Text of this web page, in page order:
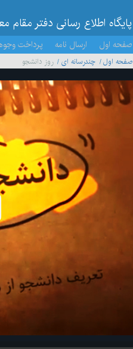
پایگاه اطلاع رسانی دفتر مقام
صفحه اول ارسال نامه پرداخت
صفحه اول چندرسانه ای روز دانشجو